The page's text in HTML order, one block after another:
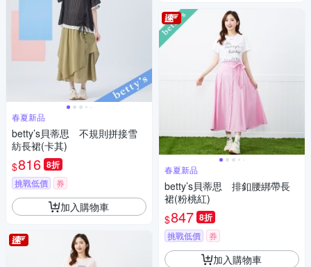
春夏新品
betty’s貝蒂思 不規則拼接雪
紡長裙(卡其)
$816 8折
挑戰低價 券
加入購物車
春夏新品
betty’s貝蒂思 排釦腰綁帶長
裙(粉桃紅)
$847 8折
挑戰低價 券
加入購物車